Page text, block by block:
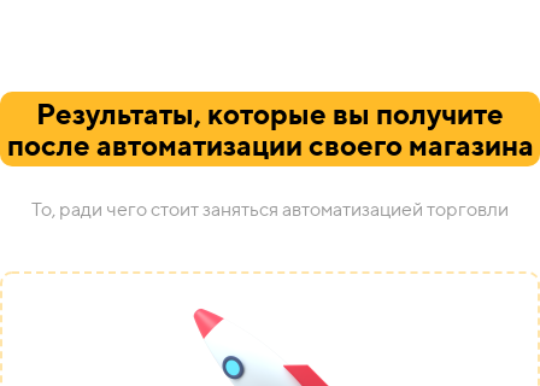
Результаты, которые вы получите
после автоматизации своего магазина
То, ради чего стоит заняться автоматизацией торговли